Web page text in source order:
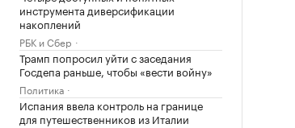
инструмента диверсификации
накоплений
РБК и Сбер
Трамп попросил уйти с заседания
Госдепа раньше, чтобы «вести войну»
Политика
Испания ввела контроль на границе
для путешественников из Италии